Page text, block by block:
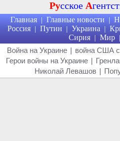
Русское А
Главная | Главные новости |
Россия | Путин | Украина |
Сирия | Мир |
Война на Украине | война США
Герои войны на Украине |
Николай Левашов |